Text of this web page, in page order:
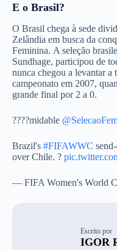
E o Brasil?
O Brasil chega à sede
Zelândia em busca da
Feminina. A seleção
Sundhage, participou de
nunca chegou a levantar
campeonato em 2007,
grande final por 2 a 0.
????midable
Brazil's #FIFAWWC
over Chile. ?
— FIFA Women's World
Escrito por
IGOR